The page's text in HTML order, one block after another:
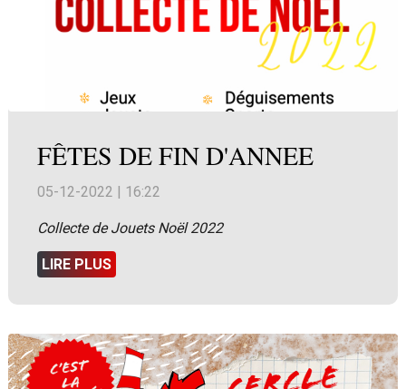
FÊTES DE FIN D'ANNEE
05-12-2022 | 16:22
Collecte de Jouets Noël 2022
LIRE PLUS